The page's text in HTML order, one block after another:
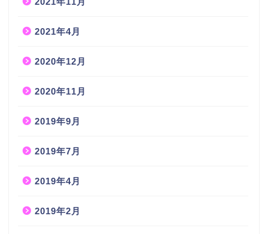
2021年4月
2020年12月
2020年11月
2019年9月
2019年7月
2019年4月
2019年2月